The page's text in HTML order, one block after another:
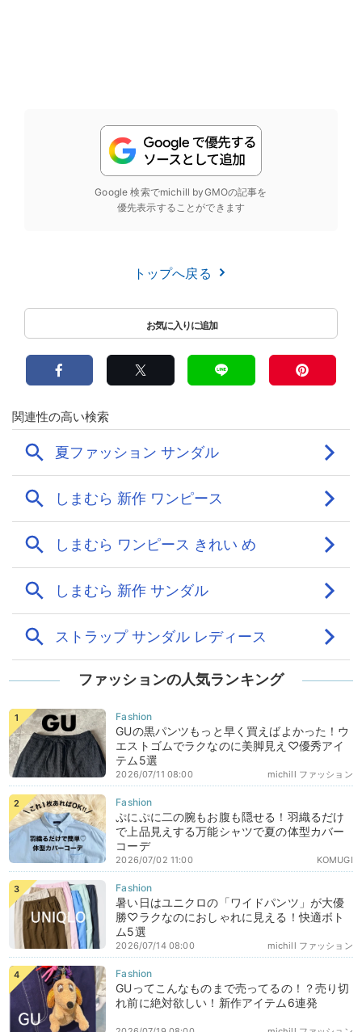
Google 検索でmichill byGMOの記事を
優先表示することができます
トップへ戻る
ファッションの人気ランキング
GUの黒パンツもっと早く買えばよかった！ウ
エストゴムでラクなのに美脚見え♡優秀アイ
テム5選
michill ファッション
2026/07/11 08:00
ぷにぷに二の腕もお腹も隠せる！羽織るだけ
で上品見えする万能シャツで夏の体型カバー
コーデ
KOMUGI
2026/07/02 11:00
暑い日はユニクロの「ワイドパンツ」が大優
勝♡ラクなのにおしゃれに見える！快適ボト
ム5選
michill ファッション
2026/07/14 08:00
GUってこんなものまで売ってるの！？売り切
れ前に絶対欲しい！新作アイテム6連発